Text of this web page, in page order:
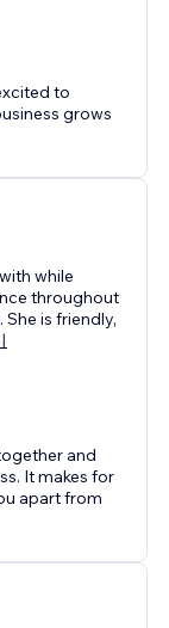
to
grows
while
throughout
is friendly,
and
It makes for
apart from